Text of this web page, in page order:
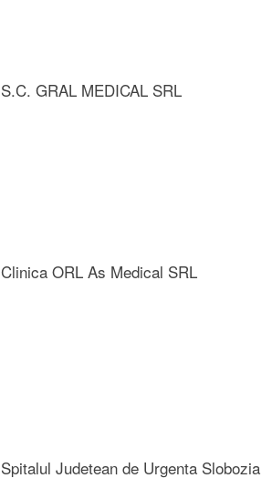
S.C. GRAL MEDICAL SRL
Clinica ORL As Medical SRL
Spitalul Judetean de Urgenta Slobozia